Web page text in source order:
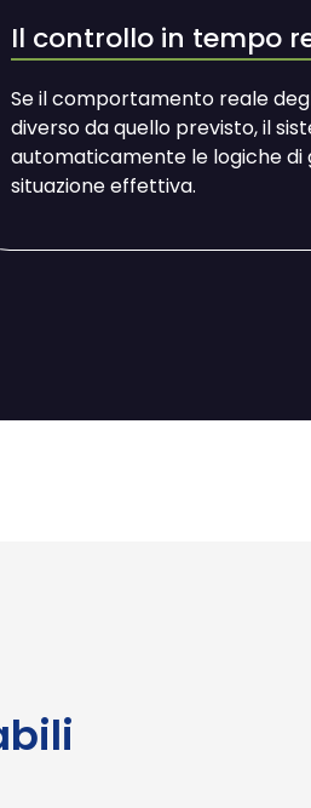
Il controllo in tempo
Se il comportamento reale
diverso da quello previsto, il
automaticamente le logiche
situazione effettiva.